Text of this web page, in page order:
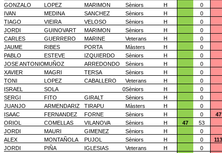
GONZALO
LOPEZ MARIMON Sèniors H
0
IVAN
MEDINA SANCHEZ Sèniors H
0
TIAGO
VIEIRA VELOSO Sèniors H
0
JORDI
GUINOVART MARIMON Sèniors H
0
CARLES
GUERRERO MARINE Veterans H
0
JAUME
RIBES PORTA Màsters H
0
PABLO
ESTEVE IZQUIERDO Sèniors H
0
JOSE ANTONIOMUÑOZ ARREDONDO Sèniors H
0
XAVIER
MAGRI TERSA Sèniors H
0
TONI
LOPEZ CABALLERO Veterans H
0
ISRAEL
SOLA 0Sèniors H
0
SERGI
FITO GIRALT Sèniors H
0
JUANJO
ARMENDARIZ TIRAPU Màsters H
0
ISAAC
FERNANDEZ FORNE Sèniors H 0
47
ORIOL
COMELLAS VILANOVA Sèniors H 47
53
JORDI
MAURI GIMENEZ Sèniors H
0
ALEX
MONTAÑOLA PUJOL Sèniors H 0
113
JORDI
PIÑA IGLESIAS Veterans H
0